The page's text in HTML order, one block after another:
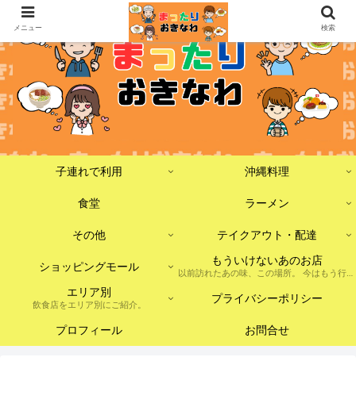
子連れで利用 沖縄料理
食堂 ラーメン
その他 テイクアウト・配達
ショッピングモール もういけないあのお店
以前訪れたあの味、この場所。 今はもう行けないけれど、記憶に残しておきたいお店たちをまとめました。 ※現在は閉店・移転・店舗形態の変更などがあった場合を含みます。
エリア別
飲食店をエリア別にご紹介。 プライバシーポリシー
プロフィール お問合せ
メニュー 検索